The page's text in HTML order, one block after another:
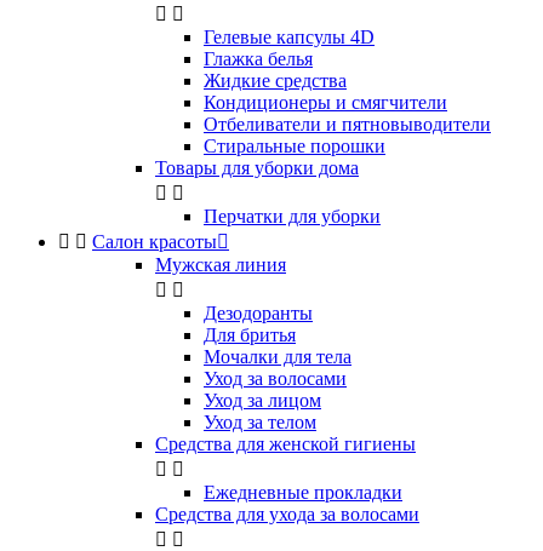
 
Гелевые капсулы 4D
Глажка белья
Жидкие средства
Кондиционеры и смягчители
Отбеливатели и пятновыводители
Стиральные порошки
Товары для уборки дома
 
Перчатки для уборки
  Салон красоты
Мужская линия
 
Дезодоранты
Для бритья
Мочалки для тела
Уход за волосами
Уход за лицом
Уход за телом
Средства для женской гигиены
 
Ежедневные прокладки
Средства для ухода за волосами
 